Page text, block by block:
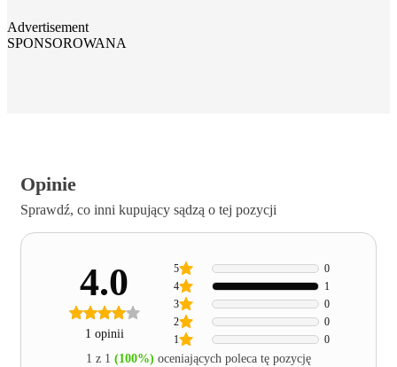
Advertisement
SPONSOROWANA
Opinie
Sprawdź, co inni kupujący sądzą o tej pozycji
4.0
1 opinii 1 0
2 0
3 0
4 1
5 0
1 z 1 (100%) oceniających poleca tę pozycję